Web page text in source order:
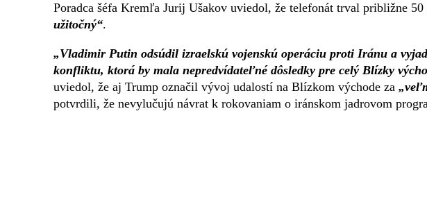
Poradca šéfa Kremľa Jurij Ušakov uviedol, že telefonát trval približne
užitočný“.
„Vladimir Putin odsúdil izraelskú vojenskú operáciu proti Iránu a
konfliktu, ktorá by mala nepredvídateľné dôsledky pre celý Blízky
uviedol, že aj Trump označil vývoj udalostí na Blízkom východe za
potvrdili, že nevylučujú návrat k rokovaniam o iránskom jadrovom